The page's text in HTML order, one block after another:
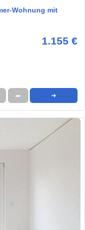
Wohnung mit
1.155 €
➦ ➜